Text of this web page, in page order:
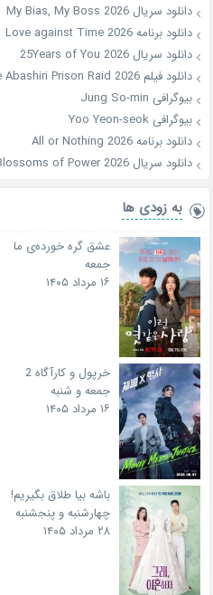
دانلود سریال My Bias, My Boss 2026
دانلود برنامه Love against Time 2026
دانلود سریال 25Years of You 2026
دانلود فیلم Golden Kamuy: The Abashiri Prison Raid 2026
بیوگرافی Jung So-min
بیوگرافی Yoo Yeon-seok
دانلود برنامه All or Nothing 2026
دانلود سریال Blossoms of Power 2026
به زودی ها
عشق گره خورده‌ی ما
جمعه
۱۶ مرداد ۱۴۰۵
خرپول و کارآگاه 2
جمعه و شنبه
۱۶ مرداد ۱۴۰۵
باشه بیا طلاق بگیریم!
چهارشنبه و پنجشنبه
۲۸ مرداد ۱۴۰۵